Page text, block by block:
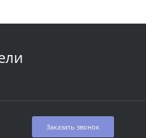
Заказать звонок